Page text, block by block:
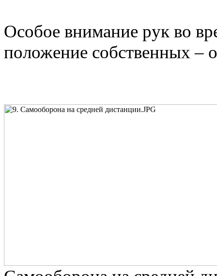
Особое внимание рук во
положение собственных –